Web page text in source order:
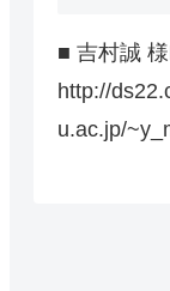
■ 吉村誠 様
http://
u.ac.jp/